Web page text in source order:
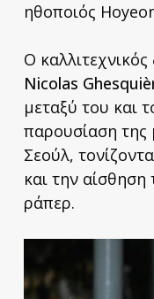
ηθοποιός
O
Nicolas
μεταξύ του και
παρουσίαση της
Σεούλ,
και την
ράπερ.